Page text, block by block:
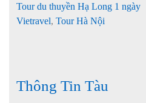
Tour du thuyền Hạ Long 1 ngày
Vietravel, Tour Hà Nội
Thông Tin Tàu